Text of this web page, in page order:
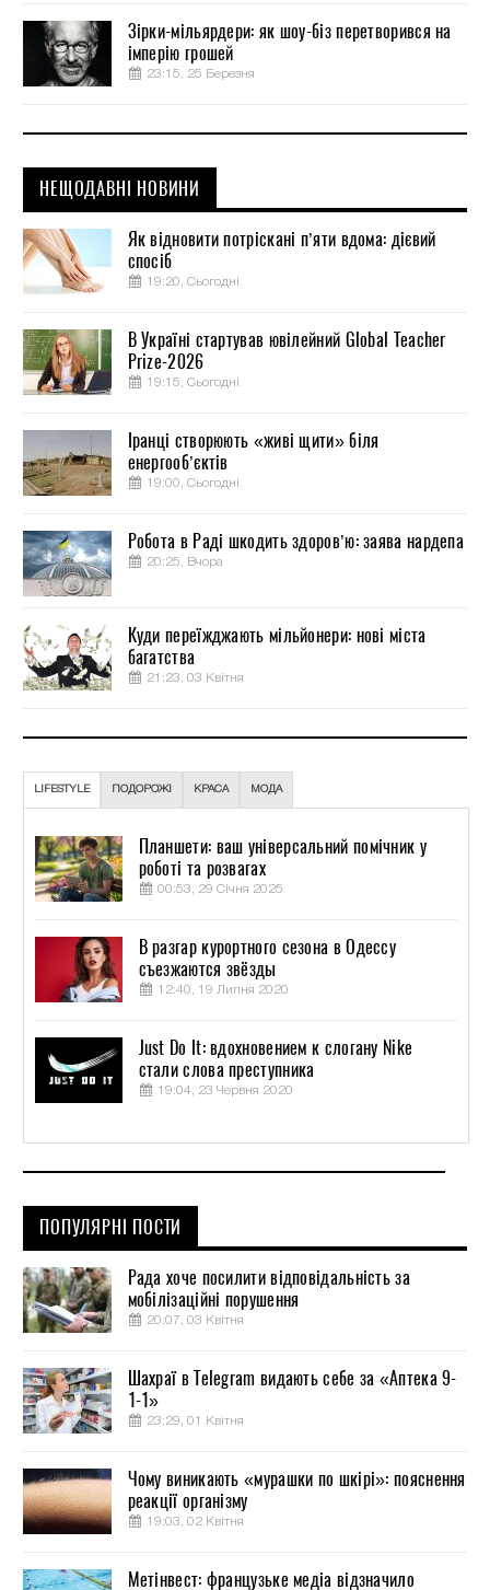
Зірки-мільярдери: як шоу-біз перетворився на
імперію грошей
23:15, 25 Березня
НЕЩОДАВНІ НОВИНИ
Як відновити потріскані п’яти вдома: дієвий
спосіб
19:20, Сьогодні
В Україні стартував ювілейний Global Teacher
Prize-2026
19:15, Сьогодні
Іранці створюють «живі щити» біля
енергооб’єктів
19:00, Сьогодні
Робота в Раді шкодить здоров’ю: заява нардепа
20:25, Вчора
Куди переїжджають мільйонери: нові міста
багатства
21:23, 03 Квітня
LIFESTYLE ПОДОРОЖІ КРАСА МОДА
Планшети: ваш універсальний помічник у
роботі та розвагах
00:53, 29 Січня 2025
В разгар курортного сезона в Одессу
съезжаются звёзды
12:40, 19 Липня 2020
Just Do It: вдохновением к слогану Nike
стали слова преступника
19:04, 23 Червня 2020
ПОПУЛЯРНІ ПОСТИ
Рада хоче посилити відповідальність за
мобілізаційні порушення
20:07, 03 Квітня
Шахраї в Telegram видають себе за «Аптека 9-
1-1»
23:29, 01 Квітня
Чому виникають «мурашки по шкірі»: пояснення
реакції організму
19:03, 02 Квітня
Метінвест: французьке медіа відзначило